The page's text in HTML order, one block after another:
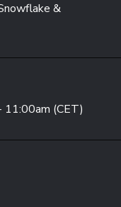
&
11:00am (CET)